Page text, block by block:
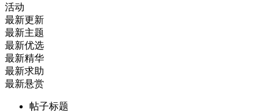
活动
最新更新
最新主题
最新优选
最新精华
最新求助
最新悬赏
帖子标题